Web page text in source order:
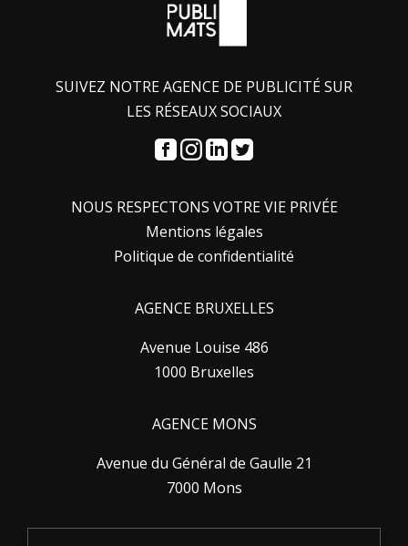
SUIVEZ NOTRE AGENCE DE PUBLICITÉ SUR
LES RÉSEAUX SOCIAUX
NOUS RESPECTONS VOTRE VIE PRIVÉE
Mentions légales
Politique de confidentialité
AGENCE BRUXELLES
Avenue Louise 486
1000 Bruxelles
AGENCE MONS
Avenue du Général de Gaulle 21
7000 Mons